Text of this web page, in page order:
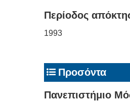
Περίοδος
1993
Προσόντα
Πανεπιστήμιο